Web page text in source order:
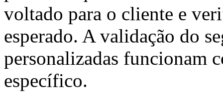
voltado para o cliente e
esperado. A validação do
personalizadas funcionam
específico.